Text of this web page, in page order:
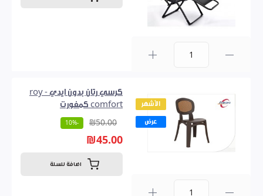
الأشهر
عرض
كرسي رتان بدون ايدي - roy
comfort كمفورت
₪50.00
-10%
₪45.00
اضافة للسلة